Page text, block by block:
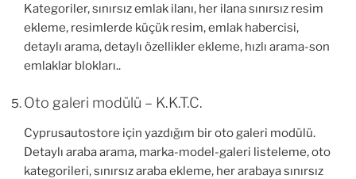
Kategoriler, sınırsız emlak ilanı, her ilana sınırsız resim
ekleme, resimlerde küçük resim, emlak habercisi,
detaylı arama, detaylı özellikler ekleme, hızlı arama-son
emlaklar blokları..
Oto galeri modülü – K.K.T.C.
Cyprusautostore için yazdığım bir oto galeri modülü.
Detaylı araba arama, marka-model-galeri listeleme, oto
kategorileri, sınırsız araba ekleme, her arabaya sınırsız